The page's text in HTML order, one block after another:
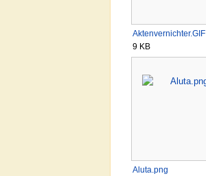
Aktenvernichter.GIF
9 KB
Aluta.png